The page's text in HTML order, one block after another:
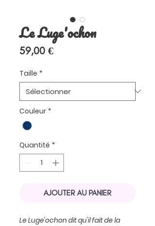
Le Luge'ochon
59,00 €Prix
Taille *
Couleur *
Quantité *
AJOUTER AU PANIER
Le Luge'ochon dit qu'il fait de la